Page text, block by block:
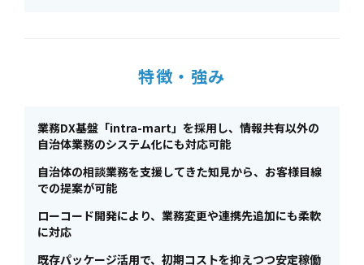
特徴・強み
業務DX基盤「intra-mart」を採用し、情報共有以外の
自治体業務のシステム化にも対応可能
自治体の相談業務を支援してきた知見から、お客様目線
での提案が可能
ローコード開発により、業務変更や連携先追加にも柔軟
に対応
既存パッケージ活用で、初期コストを抑えつつ安定稼働